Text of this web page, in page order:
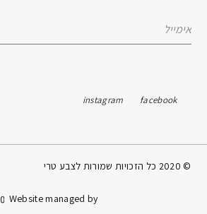
facebook
instagram
© 2020 כל הזכויות שמורות לצבע טרי
Website managed by